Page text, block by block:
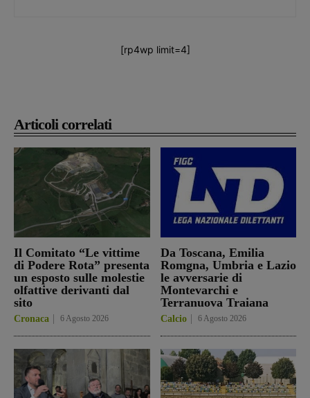
Articoli correlati
Il Comitato “Le vittime
di Podere Rota” presenta
un esposto sulle molestie
olfattive derivanti dal
sito
Cronaca 6 Agosto 2026
Da Toscana, Emilia
Romgna, Umbria e Lazio
le avversarie di
Montevarchi e
Terranuova Traiana
Calcio 6 Agosto 2026
[rp4wp limit=4]